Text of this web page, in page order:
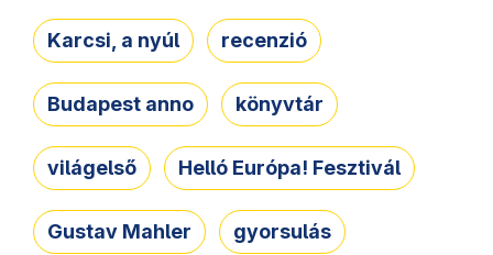
Karcsi, a nyúl recenzió
Budapest anno könyvtár
világelső Helló Európa! Fesztivál
Gustav Mahler gyorsulás